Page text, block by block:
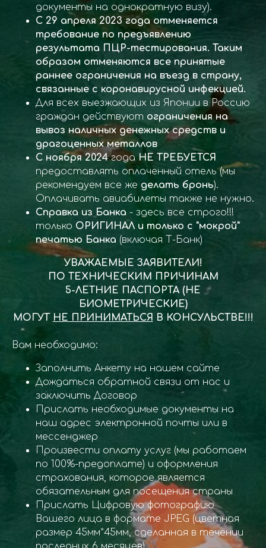
документы на однократную визу).
С 29 апреля 2023 года отменяется
требование по предъявлению
результата ПЦР-тестирования. Таким
образом отменяются все принятые
раннее ограничения на въезд в страну,
связанные с коронавирусной инфекцией.
Для всех выезжающих из Японии в Россию
граждан действуют ограничения на
вывоз наличных денежных средств и
драгоценных металлов
С ноября 2024годаНЕ ТРЕБУЕТСЯ
предоставлять оплаченный отель (мы
рекомендуем все же делать бронь).
Оплачивать авиабилеты также не нужно.
Справка из Банка - здесь все строго!!!
только ОРИГИНАЛ и только с "мокрой"
печатью Банка (включая Т-Банк)
УВАЖАЕМЫЕ ЗАЯВИТЕЛИ!
ПО ТЕХНИЧЕСКИМ ПРИЧИНАМ
5-ЛЕТНИЕ ПАСПОРТА (НЕ
БИОМЕТРИЧЕСКИЕ)
МОГУТ НЕ ПРИНИМАТЬСЯ В КОНСУЛЬСТВЕ!!!
Вам необходимо:
Заполнить Анкету на нашем сайте
Дождаться обратной связи от нас и
заключить Договор
Прислать необходимые документы на
наш адрес электронной почты или в
мессенджер
Произвести оплату услуг (мы работаем
по 100%-предоплате) и оформления
страхования, которое является
обязательным для посещения страны
Прислать Цифровую фотографию
Вашего лица в формате JPEG (цветная
размер 45мм*45мм, сделанная в течении